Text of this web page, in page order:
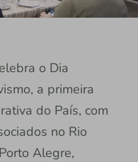
o Dia
a primeira
do País, com
no Rio
Alegre,